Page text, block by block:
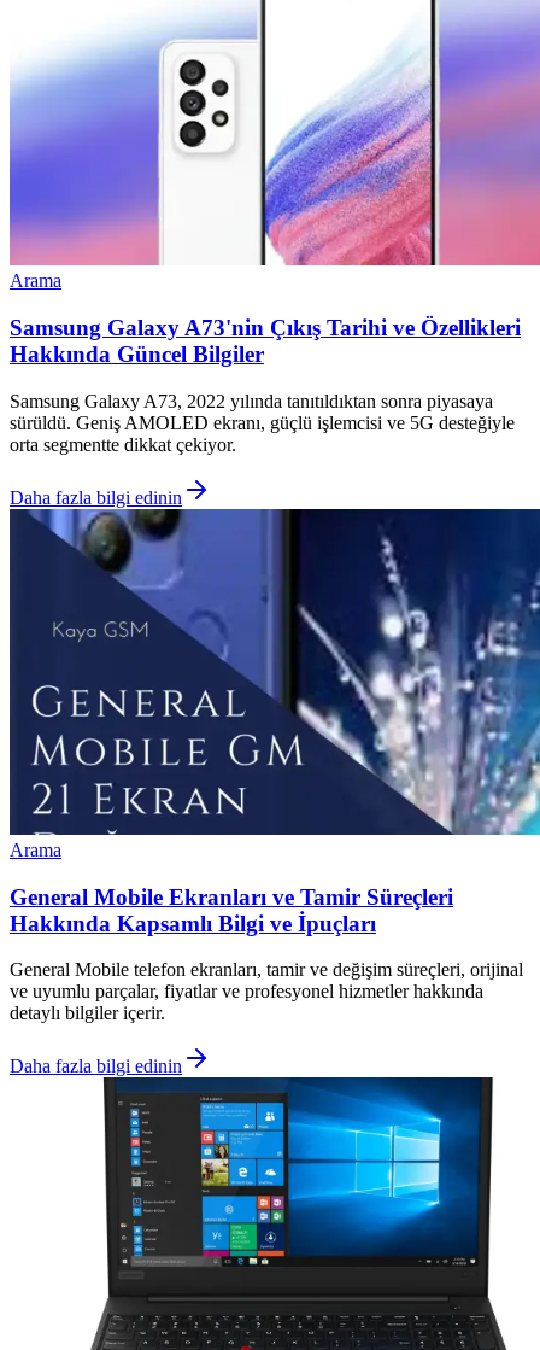
Arama
Samsung Galaxy A73'nin Çıkış Tarihi ve Özellikleri
Hakkında Güncel Bilgiler
Samsung Galaxy A73, 2022 yılında tanıtıldıktan sonra piyasaya
sürüldü. Geniş AMOLED ekranı, güçlü işlemcisi ve 5G desteğiyle
orta segmentte dikkat çekiyor.
Daha fazla bilgi edinin
Arama
General Mobile Ekranları ve Tamir Süreçleri
Hakkında Kapsamlı Bilgi ve İpuçları
General Mobile telefon ekranları, tamir ve değişim süreçleri, orijinal
ve uyumlu parçalar, fiyatlar ve profesyonel hizmetler hakkında
detaylı bilgiler içerir.
Daha fazla bilgi edinin